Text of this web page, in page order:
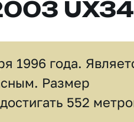
UX34
1996 года.
Размер
552